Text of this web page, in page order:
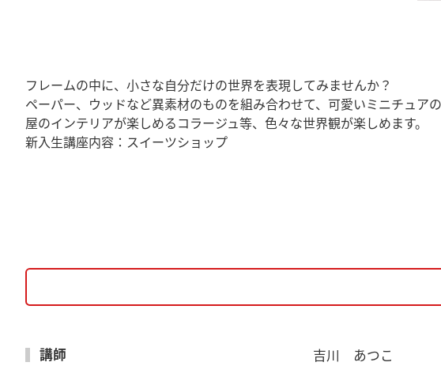
フレームの中に、小さな自分だけの世界を表現してみませんか？
ペーパー、ウッドなど異素材のものを組み合わせて、可愛いミニチュ
屋のインテリアが楽しめるコラージュ等、色々な世界観が楽しめます。
新入生講座内容：スイーツショップ
講師 吉川　あつこ